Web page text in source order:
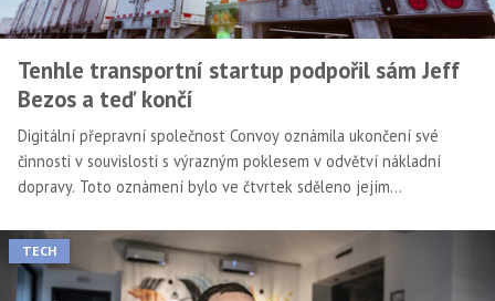
Tenhle transportní startup podpořil sám Jeff
Bezos a teď končí
Digitální přepravní společnost Convoy oznámila ukončení své
činnosti v souvislosti s výrazným poklesem v odvětví nákladní
dopravy. Toto oznámení bylo ve čtvrtek sděleno jejím
TECH